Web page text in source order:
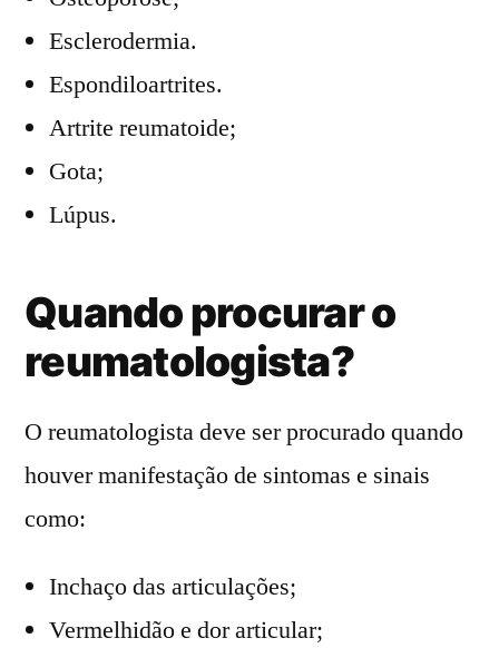
Esclerodermia.
Espondiloartrites.
Artrite reumatoide;
Gota;
Lúpus.
Quando procurar o
reumatologista?
O reumatologista deve ser procurado quando
houver manifestação de sintomas e sinais
como:
Inchaço das articulações;
Vermelhidão e dor articular;